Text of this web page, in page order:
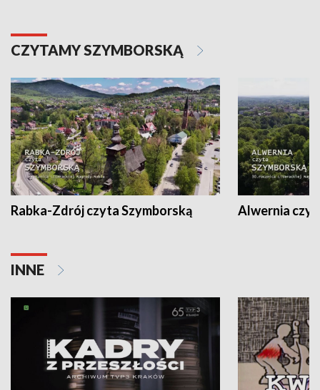
CZYTAMY SZYMBORSKĄ
Rabka-Zdrój czyta Szymborską Alwernia
INNE